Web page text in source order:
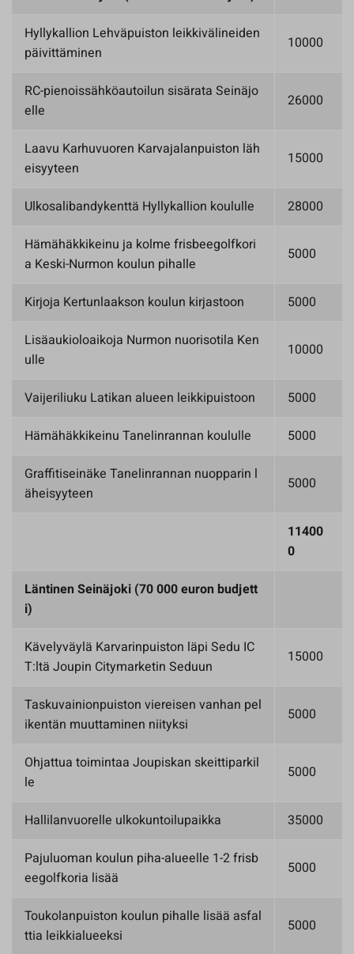
Hyllykallion Lehväpuiston leikkivälineiden
päivittäminen
10000
RC-pienoissähköautoilun sisärata Seinäjo
elle
26000
Laavu Karhuvuoren Karvajalanpuiston läh
eisyyteen
15000
Ulkosalibandykenttä Hyllykallion koululle
28000
Hämähäkkikeinu ja kolme frisbeegolfkori
a Keski-Nurmon koulun pihalle
5000
Kirjoja Kertunlaakson koulun kirjastoon
5000
Lisäaukioloaikoja Nurmon nuorisotila Ken
ulle
10000
Vaijeriliuku Latikan alueen leikkipuistoon
5000
Hämähäkkikeinu Tanelinrannan koululle
5000
Graffitiseinäke Tanelinrannan nuopparin l
äheisyyteen
5000
11400
0
Läntinen Seinäjoki (70 000 euron budjett
i)
Kävelyväylä Karvarinpuiston läpi Sedu IC
T:ltä Joupin Citymarketin Seduun
15000
Taskuvainionpuiston viereisen vanhan pel
ikentän muuttaminen niityksi
5000
Ohjattua toimintaa Joupiskan skeittiparkil
le
5000
Hallilanvuorelle ulkokuntoilupaikka
35000
Pajuluoman koulun piha-alueelle 1-2 frisb
eegolfkoria lisää
5000
Toukolanpuiston koulun pihalle lisää asfal
ttia leikkialueeksi
5000